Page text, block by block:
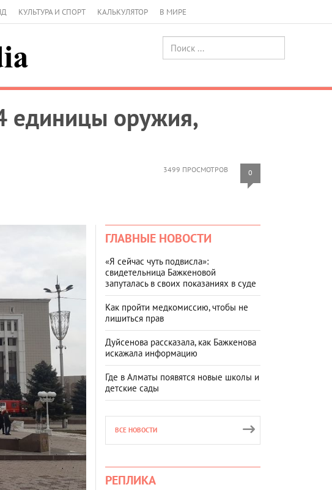
КУЛЬТУРА И СПОРТ КАЛЬКУЛЯТОР В МИРЕ
единицы оружия,
3499 ПРОСМОТРОВ 0
ГЛАВНЫЕ НОВОСТИ
«Я сейчас чуть подвисла»:
свидетельница Бажкеновой
запуталась в своих показаниях в суде
Как пройти медкомиссию, чтобы не
лишиться прав
Дуйсенова рассказала, как Бажкенова
искажала информацию
Где в Алматы появятся новые школы и
детские сады
ВСЕ НОВОСТИ
РЕПЛИКА